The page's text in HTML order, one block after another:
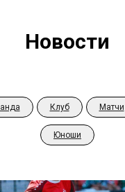
Новости
Клуб Матчи
Юноши